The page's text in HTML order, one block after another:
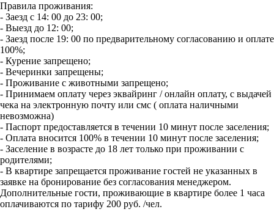
Правила проживания:
- Заезд с 14: 00 до 23: 00;
- Выезд до 12: 00;
- Заезд после 19: 00 по предварительному согласованию и оплате
100%;
- Курение запрещено;
- Вечеринки запрещены;
- Проживание с животными запрещено;
- Принимаем оплату через эквайринг / онлайн оплату, с выдачей
чека на электронную почту или смс ( ⁠оплата наличными
невозможна)
- Паспорт предоставляется в течении 10 минут после заселения;
- Оплата вносится 100% в течении 10 минут после заселения;
- Заселение в возрасте до 18 лет только при проживании с
родителями;
- В квартире запрещается проживание гостей не указанных в
заявке на бронирование без согласования менеджером.
Дополнительные гости, проживающие в квартире более 1 часа
оплачиваются по тарифу 200 руб. /чел.